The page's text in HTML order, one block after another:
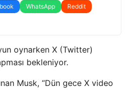
WhatsApp
Reddit
oynarken X (Twitter)
bekleniyor.
Musk, “Dün gece X video